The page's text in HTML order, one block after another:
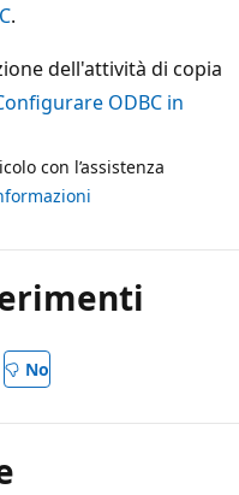
.
dell'attività di copia
ODBC in
con l’assistenza
No